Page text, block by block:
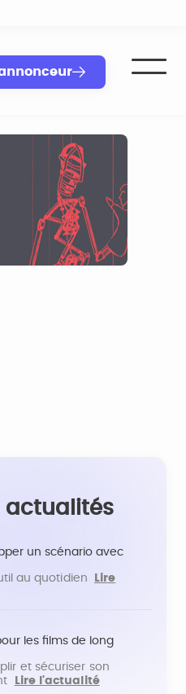
actualités
un scénario avec
au quotidien
Lire
les films de long
et sécuriser son
Lire l'actualité